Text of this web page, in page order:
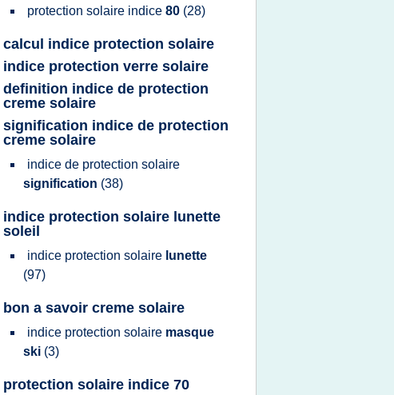
protection solaire indice 80 (28)
calcul indice protection solaire
indice protection verre solaire
definition indice de protection
creme solaire
signification indice de protection
creme solaire
indice de protection solaire
signification (38)
indice protection solaire lunette
soleil
indice protection solaire lunette
(97)
bon a savoir creme solaire
indice protection solaire masque
ski (3)
protection solaire indice 70